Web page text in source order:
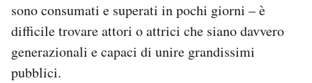
sono consumati e superati in pochi giorni – è
difficile trovare attori o attrici che siano davvero
generazionali e capaci di unire grandissimi
pubblici.